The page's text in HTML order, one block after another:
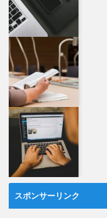
スポンサーリンク